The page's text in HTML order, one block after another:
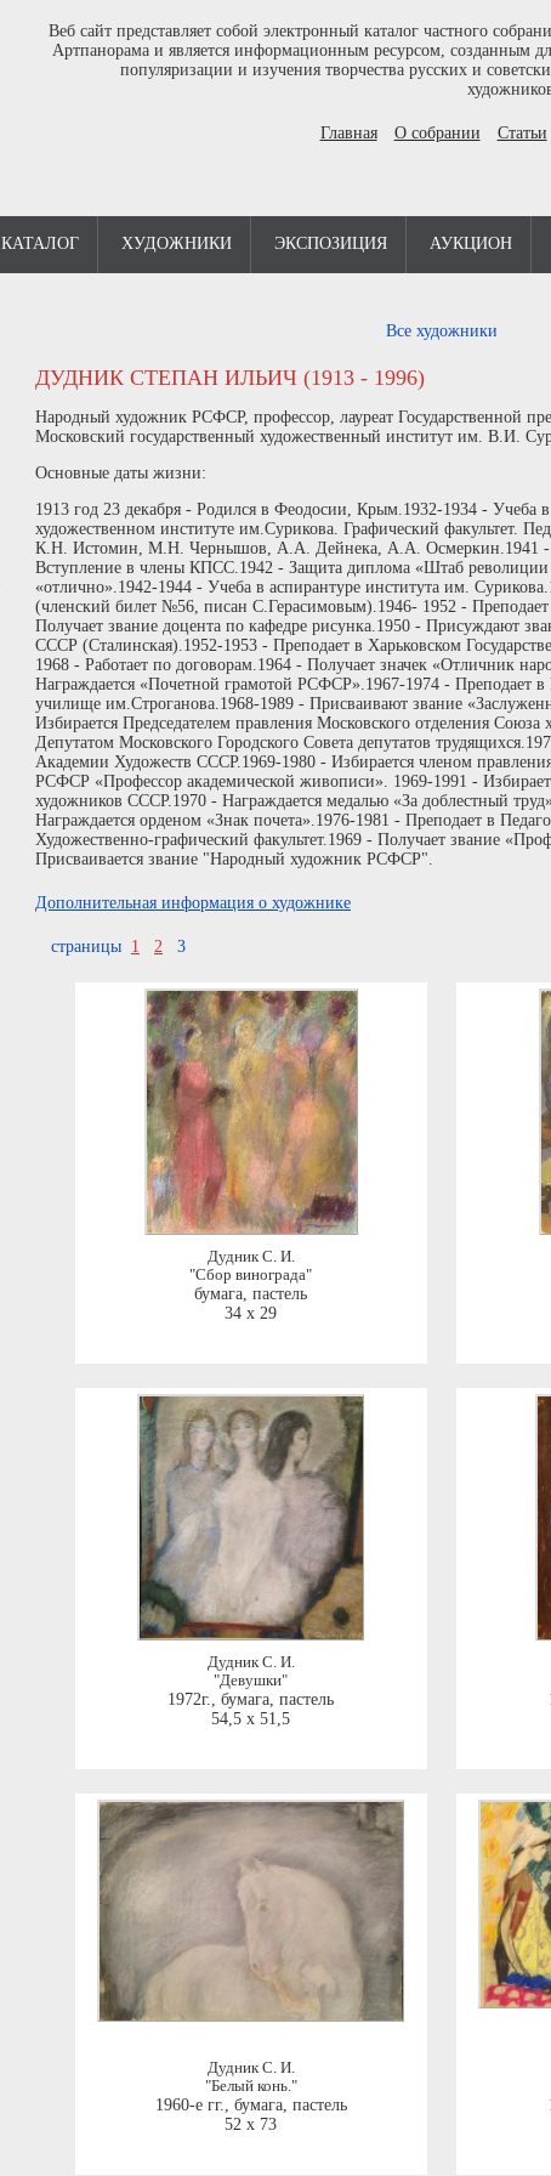
Веб сайт представляет собой электронный каталог частного
Артпанорама и является информационным ресурсом, созданным
популяризации и изучения творчества русских и
Главная О собрании Статьи
КАТАЛОГ ХУДОЖНИКИ ЭКСПОЗИЦИЯ АУКЦИОН
Все художники
ДУДНИК СТЕПАН ИЛЬИЧ (1913 - 1996)
Народный художник РСФСР, профессор, лауреат Государственной
Московский государственный художественный институт им. В.И.
Основные даты жизни:
1913 год 23 декабря - Родился в Феодосии, Крым.1932-1934 - Учеба
художественном институте им.Сурикова. Графический факультет.
К.Н. Истомин, М.Н. Чернышов, А.А. Дейнека, А.А. Осмеркин.1941 -
Вступление в члены КПСС.1942 - Защита диплома «Штаб
«отлично».1942-1944 - Учеба в аспирантуре института им.
(членский билет №56, писан С.Герасимовым).1946- 1952 -
Получает звание доцента по кафедре рисунка.1950 - Присуждают
СССР (Сталинская).1952-1953 - Преподает в Харьковском
1968 - Работает по договорам.1964 - Получает значек «Отличник
Награждается «Почетной грамотой РСФСР».1967-1974 - Преподает
училище им.Строганова.1968-1989 - Присваивают звание
Избирается Председателем правления Московского отделения
Депутатом Московского Городского Совета депутатов
Академии Художеств СССР.1969-1980 - Избирается членом
РСФСР «Профессор академической живописи». 1969-1991 -
художников СССР.1970 - Награждается медалью «За доблестный
Награждается орденом «Знак почета».1976-1981 - Преподает в
Художественно-графический факультет.1969 - Получает звание
Присваивается звание "Народный художник РСФСР".
Дополнительная информация о художнике
страницы 1 2 3
Дудник С. И.
"Сбор винограда"
бумага, пастель
34 x 29
Дудник С. И.
"Девушки"
1972г., бумага, пастель
54,5 x 51,5
Дудник С. И.
"Белый конь."
1960-е гг., бумага, пастель
52 x 73